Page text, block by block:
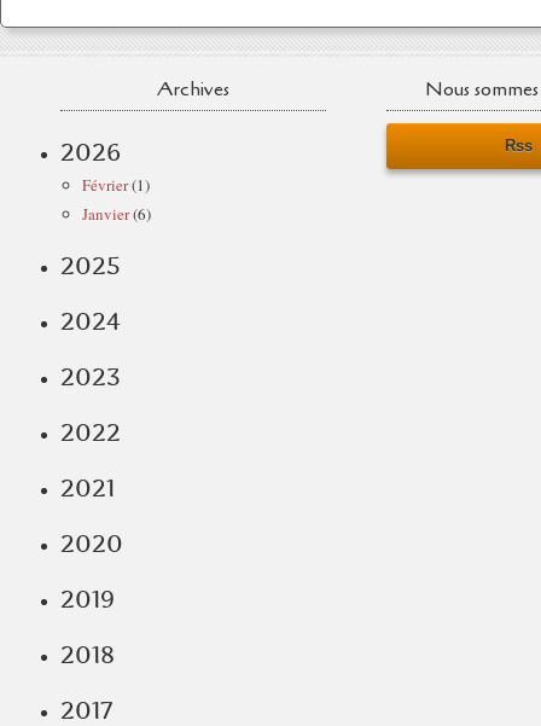
Archives
2026
Février(1)
Janvier(6)
2025
2024
2023
2022
2021
2020
2019
2018
2017
Nous
Rss